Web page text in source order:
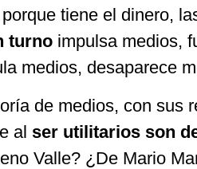
porque tiene el dinero,
turno impulsa medios,
medios, desaparece
de medios, con sus
al ser utilitarios son
Valle? ¿De Mario